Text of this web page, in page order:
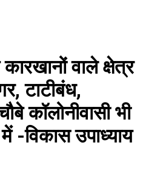
वाले क्षेत्र
टाटीबंध,
कॉलोनीवासी भी
-विकास उपाध्याय